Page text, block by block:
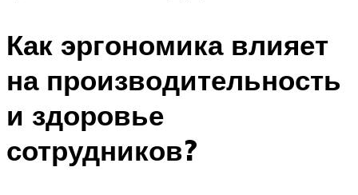
Как эргономика влияет
на производительность
и здоровье
сотрудников?